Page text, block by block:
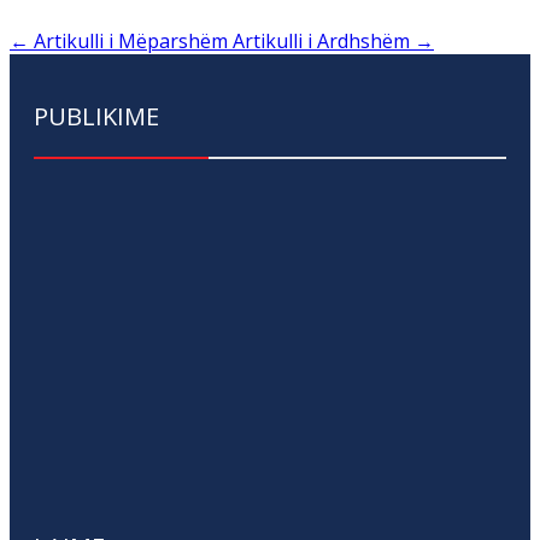
← Artikulli i Mëparshëm Artikulli i Ardhshëm →
PUBLIKIME